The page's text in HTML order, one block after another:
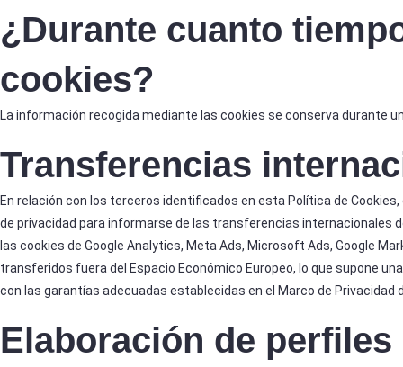
¿Durante cuanto
cookies?
La información recogida mediante las cookies se conserva durante
Transferencias
En relación con los terceros identificados en esta Política de
de privacidad para informarse de las transferencias internacionales
las cookies de Google Analytics, Meta Ads, Microsoft Ads, Google
transferidos fuera del Espacio Económico Europeo, lo que supone
con las garantías adecuadas establecidas en el Marco de Privacidad
Elaboración de perfiles